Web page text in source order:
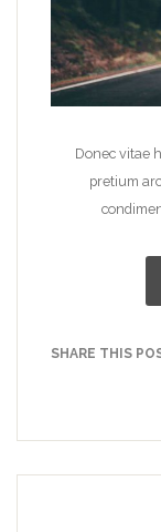
Donec vitae
pretium
SHARE THIS